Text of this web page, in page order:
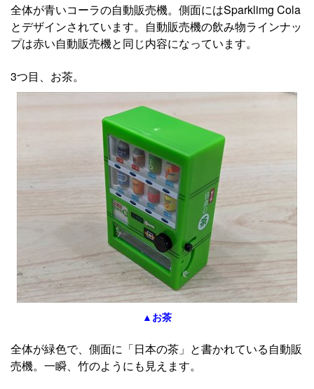
全体が青いコーラの自動販売機。側面にはSparklimg Cola
とデザインされています。自動販売機の飲み物ラインナッ
プは赤い自動販売機と同じ内容になっています。
3つ目、お茶。
▲お茶
全体が緑色で、側面に「日本の茶」と書かれている自動販
売機。一瞬、竹のようにも見えます。